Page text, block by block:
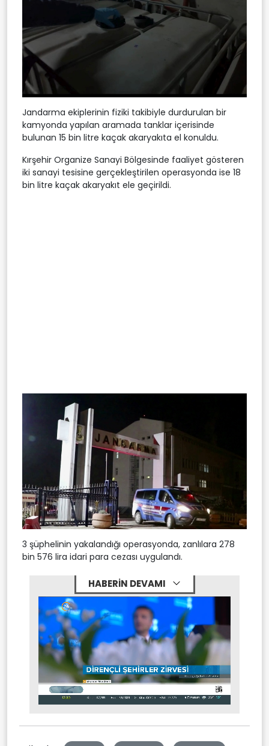
Jandarma ekiplerinin fiziki takibiyle durdurulan bir
kamyonda yapılan aramada tanklar içerisinde
bulunan 15 bin litre kaçak akaryakıta el konuldu.
Kırşehir Organize Sanayi Bölgesinde faaliyet gösteren
iki sanayi tesisine gerçekleştirilen operasyonda ise 18
bin litre kaçak akaryakıt ele geçirildi.
3 şüphelinin yakalandığı operasyonda, zanlılara 278
bin 576 lira idari para cezası uygulandı.
HABERİN DEVAMI
Mute Stream